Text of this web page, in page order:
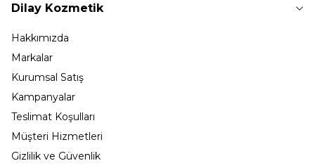
Dilay Kozmetik
Hakkımızda
Markalar
Kurumsal Satış
Kampanyalar
Teslimat Koşulları
Müşteri Hizmetleri
Gizlilik ve Güvenlik